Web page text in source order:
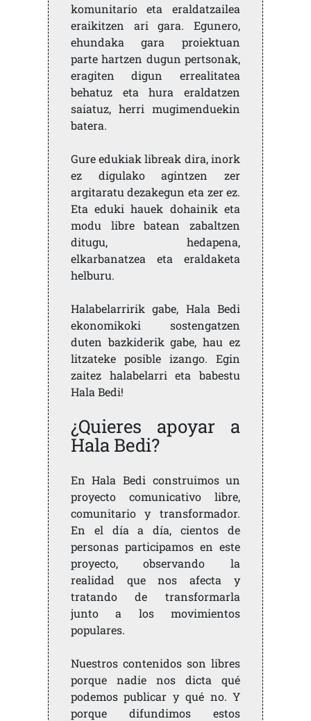
komunitario eta eraldatzailea
eraikitzen ari gara. Egunero,
ehundaka gara proiektuan
parte hartzen dugun pertsonak,
eragiten digun errealitatea
behatuz eta hura eraldatzen
saiatuz, herri mugimenduekin
batera.
Gure edukiak libreak dira, inork
ez digulako agintzen zer
argitaratu dezakegun eta zer ez.
Eta eduki hauek dohainik eta
modu libre batean zabaltzen
ditugu, hedapena,
elkarbanatzea eta eraldaketa
helburu.
Halabelarririk gabe, Hala Bedi
ekonomikoki sostengatzen
duten bazkiderik gabe, hau ez
litzateke posible izango. Egin
zaitez halabelarri eta babestu
Hala Bedi!
¿Quieres apoyar a
Hala Bedi?
En Hala Bedi construimos un
proyecto comunicativo libre,
comunitario y transformador.
En el día a día, cientos de
personas participamos en este
proyecto, observando la
realidad que nos afecta y
tratando de transformarla
junto a los movimientos
populares.
Nuestros contenidos son libres
porque nadie nos dicta qué
podemos publicar y qué no. Y
porque difundimos estos